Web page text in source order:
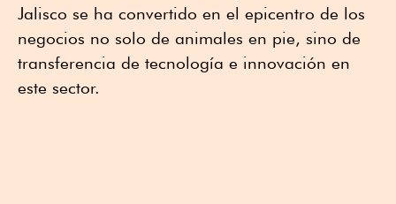
Jalisco se ha convertido en el epicentro de los
negocios no solo de animales en pie, sino de
transferencia de tecnología e innovación en
este sector.